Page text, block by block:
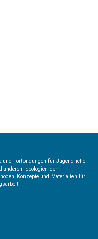
und Fortbildungen für Jugendliche
Ideologien der
Konzepte und Materialien für